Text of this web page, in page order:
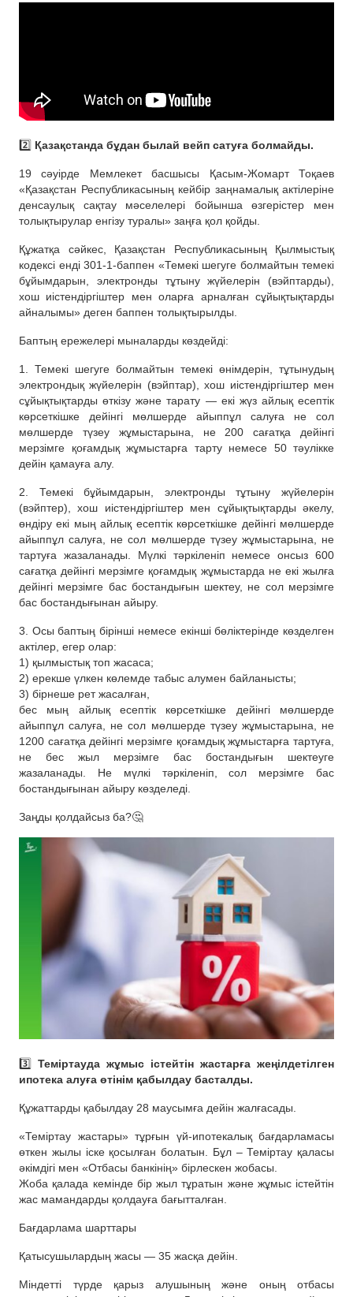
2️⃣ Қазақстанда бұдан былай вейп сатуға болмайды.
19 сәуірде Мемлекет басшысы Қасым-Жомарт Тоқаев
«Қазақстан Республикасының кейбір заңнамалық актілеріне
денсаулық сақтау мәселелері бойынша өзгерістер мен
толықтырулар енгізу туралы» заңға қол қойды.
Құжатқа сәйкес, Қазақстан Республикасының Қылмыстық
кодексі енді 301-1-баппен «Темекі шегуге болмайтын темекі
бұйымдарын, электронды тұтыну жүйелерін (вэйптарды),
хош иістендіргіштер мен оларға арналған сұйықтықтарды
айналымы» деген баппен толықтырылды.
Баптың ережелері мыналарды көздейді:
1. Темекі шегуге болмайтын темекі өнімдерін, тұтынудың
электрондық жүйелерін (вэйптар), хош иістендіргіштер мен
сұйықтықтарды өткізу және тарату — екі жүз айлық есептік
көрсеткішке дейінгі мөлшерде айыппұл салуға не сол
мөлшерде түзеу жұмыстарына, не 200 сағатқа дейінгі
мерзімге қоғамдық жұмыстарға тарту немесе 50 тәулікке
дейін қамауға алу.
2. Темекі бұйымдарын, электронды тұтыну жүйелерін
(вэйптер), хош иістендіргіштер мен сұйықтықтарды әкелу,
өндіру екі мың айлық есептік көрсеткішке дейінгі мөлшерде
айыппұл салуға, не сол мөлшерде түзеу жұмыстарына, не
тартуға жазаланады. Мүлкі тәркіленіп немесе онсыз 600
сағатқа дейінгі мерзімге қоғамдық жұмыстарда не екі жылға
дейінгі мерзімге бас бостандығын шектеу, не сол мерзімге
бас бостандығынан айыру.
3. Осы баптың бірінші немесе екінші бөліктерінде көзделген
актілер, егер олар:
1) қылмыстық топ жасаса;
2) ерекше үлкен көлемде табыс алумен байланысты;
3) бірнеше рет жасалған,
бес мың айлық есептiк көрсеткiшке дейiнгi мөлшерде
айыппұл салуға, не сол мөлшерде түзеу жұмыстарына, не
1200 сағатқа дейiнгi мерзiмге қоғамдық жұмыстарға тартуға,
не бес жыл мерзiмге бас бостандығын шектеуге
жазаланады. Не мүлкі тәркіленіп, сол мерзімге бас
бостандығынан айыру көзделеді.
Заңды қолдайсыз ба?🤔
3️⃣ Теміртауда жұмыс істейтін жастарға жеңілдетілген
ипотека алуға өтінім қабылдау басталды.
Құжаттарды қабылдау 28 маусымға дейін жалғасады.
«Теміртау жастары» тұрғын үй-ипотекалық бағдарламасы
өткен жылы іске қосылған болатын. Бұл – Теміртау қаласы
әкімдігі мен «Отбасы банкінің» бірлескен жобасы.
Жоба қалада кемінде бір жыл тұратын және жұмыс істейтін
жас мамандарды қолдауға бағытталған.
Бағдарлама шарттары
Қатысушылардың жасы — 35 жасқа дейін.
Міндетті түрде қарыз алушының және оның отбасы